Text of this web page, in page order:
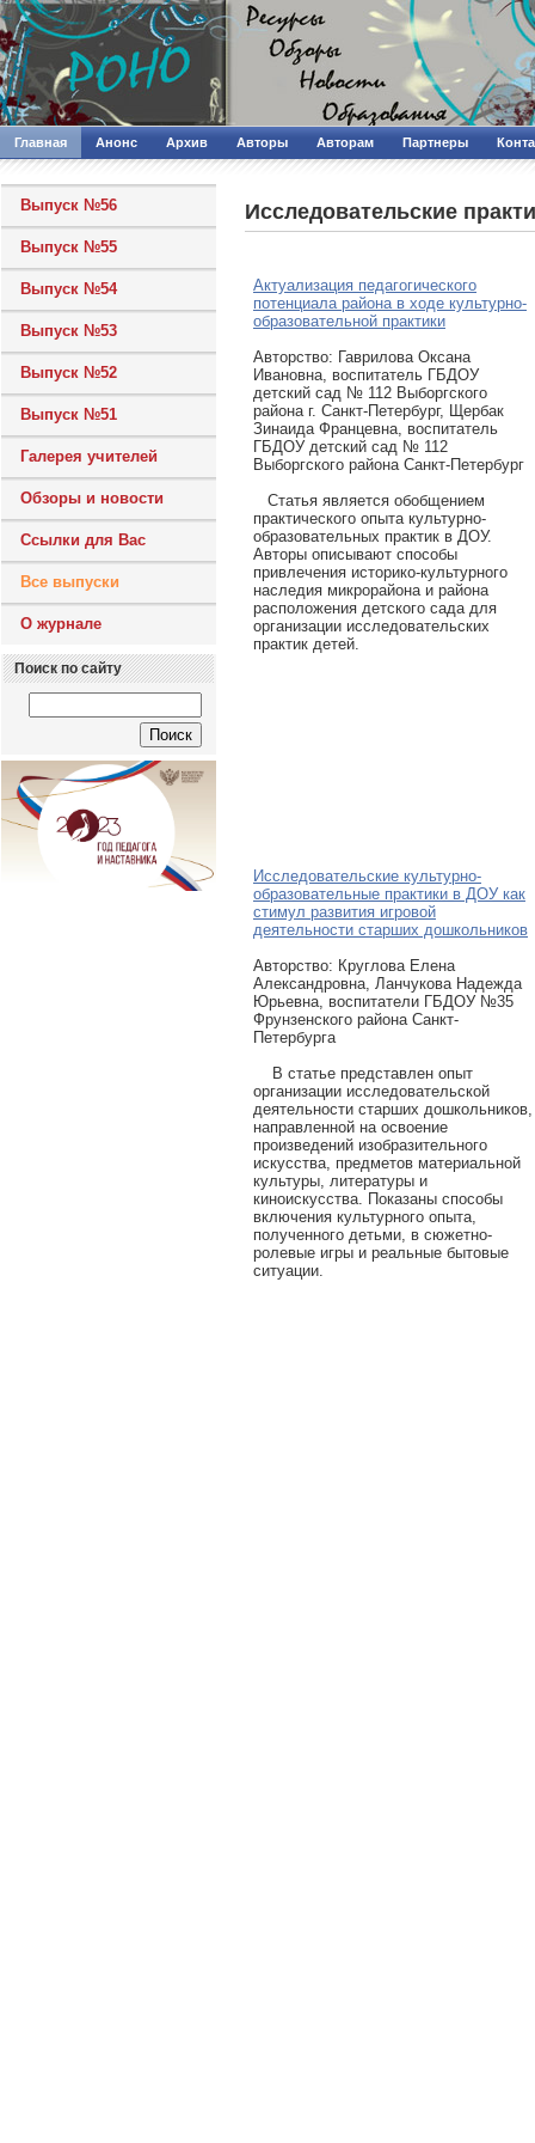
Главная Анонс Архив Авторы Авторам Партнеры
Выпуск №56
Выпуск №55
Выпуск №54
Выпуск №53
Выпуск №52
Выпуск №51
Галерея учителей
Обзоры и новости
Ссылки для Вас
Все выпуски
О журнале
Поиск по сайту
Исследовательские
Актуализация педагогического
потенциала района в ходе культурно-
образовательной практики
Авторcтво: Гаврилова Оксана
Ивановна, воспитатель ГБДОУ
детский сад № 112 Выборгского
района г. Санкт-Петербург, Щербак
Зинаида Францевна, воспитатель
ГБДОУ детский сад № 112
Выборгского района Санкт-Петербург
Статья является обобщением
практического опыта культурно-
образовательных практик в ДОУ.
Авторы описывают способы
привлечения историко-культурного
наследия микрорайона и района
расположения детского сада для
организации исследовательских
практик детей.
Исследовательские культурно-
образовательные практики в ДОУ как
стимул развития игровой
деятельности старших дошкольников
Авторcтво: Круглова Елена
Александровна, Ланчукова Надежда
Юрьевна, воспитатели ГБДОУ №35
Фрунзенского района Санкт-
Петербурга
В статье представлен опыт
организации исследовательской
деятельности старших дошкольников,
направленной на освоение
произведений изобразительного
искусства, предметов материальной
культуры, литературы и
киноискусства. Показаны способы
включения культурного опыта,
полученного детьми, в сюжетно-
ролевые игры и реальные бытовые
ситуации.